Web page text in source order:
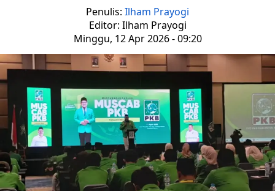
Penulis: Ilham Prayogi
Editor: Ilham Prayogi
Minggu, 12 Apr 2026 - 09:20